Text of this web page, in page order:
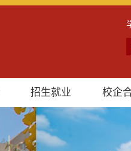
招生就业 校企